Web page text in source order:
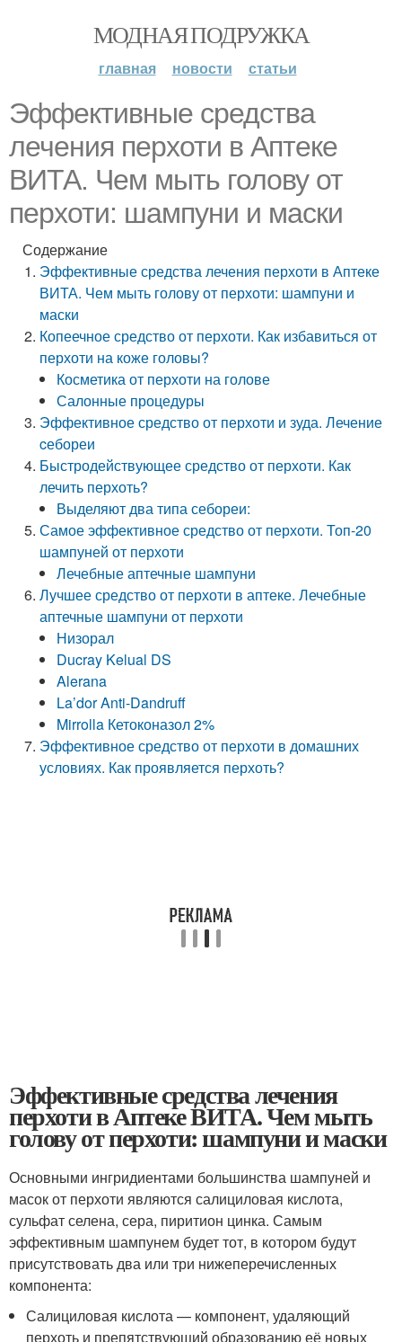
МОДНАЯ ПОДРУЖКА
главная новости статьи
Эффективные средства
лечения перхоти в Аптеке
ВИТА. Чем мыть голову от
перхоти: шампуни и маски
Содержание
Эффективные средства лечения перхоти в Аптеке
ВИТА. Чем мыть голову от перхоти: шампуни и
маски
Копеечное средство от перхоти. Как избавиться от
перхоти на коже головы?
Косметика от перхоти на голове
Салонные процедуры
Эффективное средство от перхоти и зуда. Лечение
cебореи
Быстродействующее средство от перхоти. Как
лечить перхоть?
Выделяют два типа себореи:
Самое эффективное средство от перхоти. Топ-20
шампуней от перхоти
Лечебные аптечные шампуни
Лучшее средство от перхоти в аптеке. Лечебные
аптечные шампуни от перхоти
Низорал
Ducray Kelual DS
Alerana
La’dor Anti-Dandruff
Mirrolla Кетоконазол 2%
Эффективное средство от перхоти в домашних
условиях. Как проявляется перхоть?
Эффективные средства лечения
перхоти в Аптеке ВИТА. Чем мыть
голову от перхоти: шампуни и маски
Основными ингридиентами большинства шампуней и
масок от перхоти являются салициловая кислота,
сульфат селена, сера, пиритион цинка. Самым
эффективным шампунем будет тот, в котором будут
присутствовать два или три нижеперечисленных
компонента:
Салициловая кислота — компонент, удаляющий
перхоть и препятствующий образованию её новых